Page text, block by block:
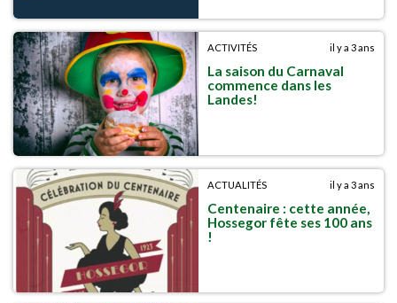
ACTIVITÉS il y a 3 ans
La saison du Carnaval
commence dans les
Landes!
ACTUALITÉS il y a 3 ans
Centenaire : cette année,
Hossegor fête ses 100 ans
!